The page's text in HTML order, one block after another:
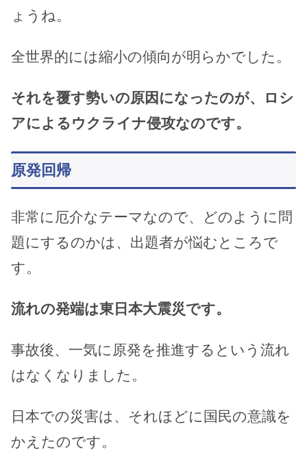
ょうね。
全世界的には縮小の傾向が明らかでした。
それを覆す勢いの原因になったのが、ロシ
アによるウクライナ侵攻なのです。
原発回帰
非常に厄介なテーマなので、どのように問
題にするのかは、出題者が悩むところで
す。
流れの発端は東日本大震災です。
事故後、一気に原発を推進するという流れ
はなくなりました。
日本での災害は、それほどに国民の意識を
かえたのです。